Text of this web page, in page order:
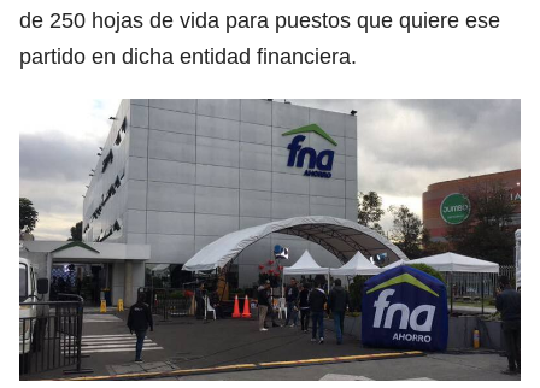
de 250 hojas de vida para puestos que quiere ese
partido en dicha entidad financiera.